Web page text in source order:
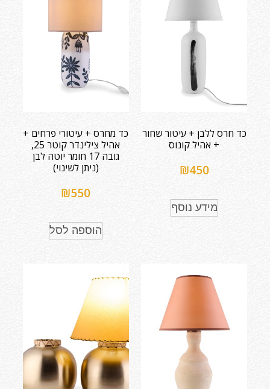
כד חרס ללבן + עיטור שחור
+ אהיל קונוס
₪450
מידע נוסף
כד מחרס + עיטורי פרחים +
אהיל צילינדר קוטר 25,
גובה 17 חומר יוטה לבן
(ניתן לשינוי)
₪550
הוספה לסל